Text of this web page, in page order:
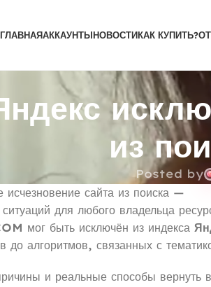
ГЛАВНАЯАККАУНТЫНОВОСТИКАК КУПИТЬ?
из
Posted by
исчезновение сайта из поиска —
для любого владельца
мог быть исключён из индекса
до алгоритмов, связанных с
и реальные способы вернуть